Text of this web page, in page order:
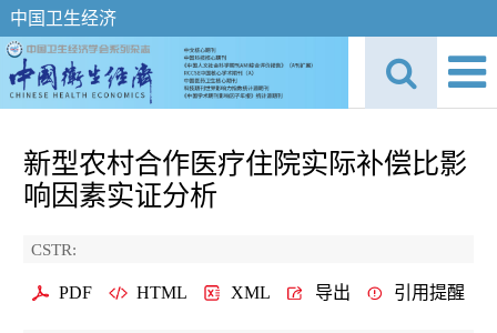
中国卫生经济
新型农村合作医疗住院实际补偿比影
响因素实证分析
CSTR:
PDF HTML XML 导出 引用提醒